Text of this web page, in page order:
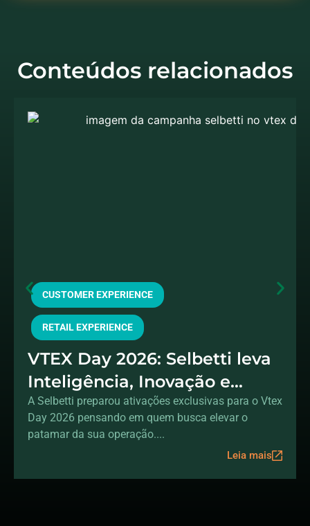
Conteúdos relacionados
CUSTOMER EXPERIENCE
RETAIL EXPERIENCE
VTEX Day 2026: Selbetti leva
Inteligência, Inovação e
sorteios exclusivos para o seu
stand no evento
A Selbetti preparou ativações exclusivas para o Vtex
Day 2026 pensando em quem busca elevar o
patamar da sua operação....
Leia mais